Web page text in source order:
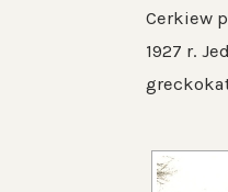
Cerkiew
1927 r.